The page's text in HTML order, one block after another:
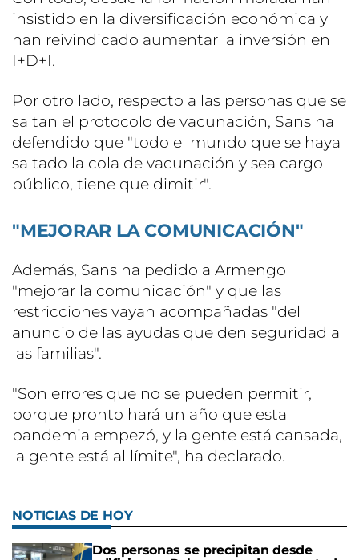
insistido en la diversificación económica y
han reivindicado aumentar la inversión en
I+D+I.
Por otro lado, respecto a las personas que se
saltan el protocolo de vacunación, Sans ha
defendido que "todo el mundo que se haya
saltado la cola de vacunación y sea cargo
público, tiene que dimitir".
"MEJORAR LA COMUNICACIÓN"
Además, Sans ha pedido a Armengol
"mejorar la comunicación" y que las
restricciones vayan acompañadas "del
anuncio de las ayudas que den seguridad a
las familias".
"Son errores que no se pueden permitir,
porque pronto hará un año que esta
pandemia empezó, y la gente está cansada,
la gente está al límite", ha declarado.
NOTICIAS DE HOY
Dos personas se precipitan desde